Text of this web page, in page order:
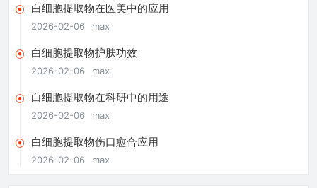
白细胞提取物在医美中的应用
2026-02-06 max
白细胞提取物护肤功效
2026-02-06 max
白细胞提取物在科研中的用途
2026-02-06 max
白细胞提取物伤口愈合应用
2026-02-06 max